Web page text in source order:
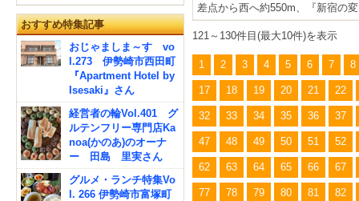
差点から西へ約550m、『新宿の変
121～130件目(最大10件)を表示
1 2 3 4 5 6 7 8
17 18 19 20 21 22
32 33 34 35 36 37
47 48 49 50 51 52
62 63 64 65 66 67
77 78 79 80 81 82
おすすめ特集記事
おじゃましま～す vo
l.273 伊勢崎市西田町
『Apartment Hotel by
Isesaki』さん
経営者の輪Vol.401 グ
ルテンフリー専門店Ka
noa(かのあ)のオーナ
ー 田島 里実さん
グルメ・ランチ特集Vo
l. 266 伊勢崎市富塚町